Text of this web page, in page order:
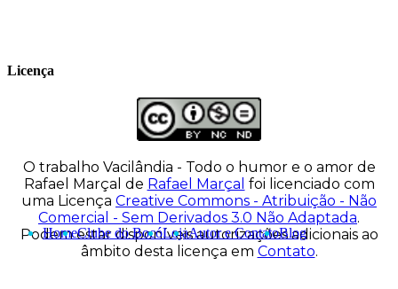
Licença
O trabalho Vacilândia - Todo o humor e o amor de
Rafael Marçal de Rafael Marçal foi licenciado com
uma Licença Creative Commons - Atribuição - Não
Comercial - Sem Derivados 3.0 Não Adaptada.
Podem estar disponíveis autorizações adicionais ao
âmbito desta licença em Contato.
HomeClube do BocóLojaAutor e ContatoBlog